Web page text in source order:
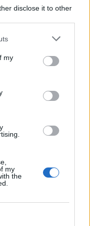
disclose it to other
my
my
the
i el lloc web en
que comenti.